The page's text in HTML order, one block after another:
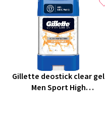
Gillette deostick clear gel
Men Sport High